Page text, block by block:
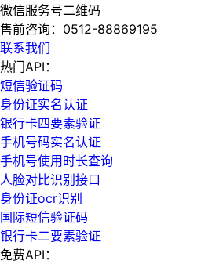
微信服务号二维码
售前咨询： 0512-88869195
联系我们
热门API：
短信验证码
身份证实名认证
银行卡四要素验证
手机号码实名认证
手机号使用时长查询
人脸对比识别接口
身份证ocr识别
国际短信验证码
银行卡二要素验证
免费API：